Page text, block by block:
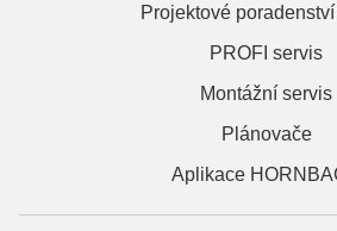
Projektové
PROFI servis
Montážní servis
Plánovače
Aplikace